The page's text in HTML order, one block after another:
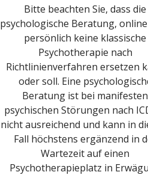
Bitte beachten Sie, dass die
psychologische Beratung,
persönlich keine klassische
Psychotherapie nach
Richtlinienverfahren ersetzen
oder soll. Eine
Beratung ist bei manifesten
psychischen Störungen nach
nicht ausreichend und kann in
Fall höchstens ergänzend in
Wartezeit auf einen
Psychotherapieplatz in